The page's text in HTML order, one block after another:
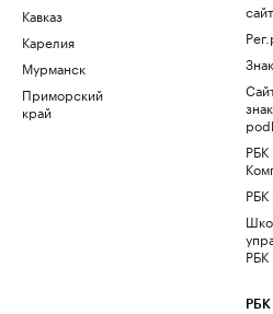
Кавказ
Карелия
Мурманск
Приморский
край
РБК
РБК
РБК